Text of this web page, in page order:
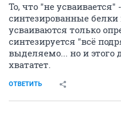
То, что "не усваивается"
синтезированные
усваиваются только
синтезируется "всё
выделяемо... но и этого
хвататет.
ОТВЕТИТЬ